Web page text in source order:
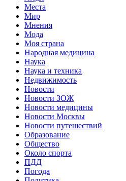
Места
Мир
Мнения
Мода
Моя страна
Народная медицина
Наука
Наука и техника
Недвижимость
Новости
Новости ЗОЖ
Новости медицины
Новости Москвы
Новости путешествий
Образование
Общество
Около спорта
ПДД
Погода